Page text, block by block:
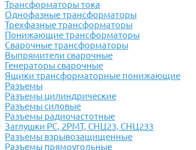
Трансформаторы тока
Однофазные трансформаторы
Трехфазные трансформаторы
Понижающие трансформаторы
Сварочные трансформаторы
Выпрямители сварочные
Генераторы сварочные
Ящики трансформаторные понижающие
Разъемы
Разъемы цилиндрические
Разъемы силовые
Разъемы радиочастотные
Заглушки РС, 2РМТ, СНЦ23, СНЦ233
Разъемы взрывозащищенные
Разъемы прямоугольные